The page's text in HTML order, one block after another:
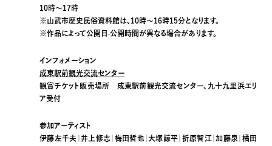
10時〜17時
※⼭武市歴史⺠俗資料館は、10時〜16時15分となります。
※作品によって公開⽇‧公開時間が異なる場合があります。
インフォメーション
成東駅前観光交流センター
観賞チケット販売場所 成東駅前観光交流センター、九十九里浜エリ
ア受付
参加アーティスト
伊藤左千夫｜井上修志｜梅田哲也｜大塚諒平｜折原智江｜加藤泉｜橘田